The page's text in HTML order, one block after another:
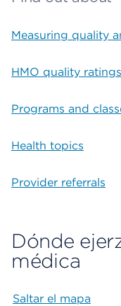
Measuring quality
HMO quality
Programs and
Health topics
Provider referrals
Dónde
médica
Saltar el mapa